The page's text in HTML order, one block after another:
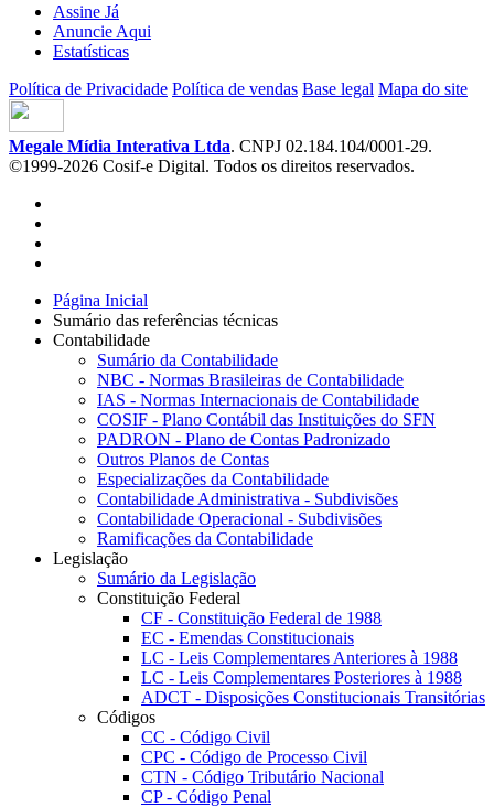
Assine Já
Anuncie Aqui
Estatísticas
Política de Privacidade Política de vendas Base legal Mapa do site
Megale Mídia Interativa Ltda. CNPJ 02.184.104/0001-29.
©1999-2026 Cosif-e Digital. Todos os direitos reservados.
Página Inicial
Sumário das referências técnicas
Contabilidade
Sumário da Contabilidade
NBC - Normas Brasileiras de Contabilidade
IAS - Normas Internacionais de Contabilidade
COSIF - Plano Contábil das Instituições do SFN
PADRON - Plano de Contas Padronizado
Outros Planos de Contas
Especializações da Contabilidade
Contabilidade Administrativa - Subdivisões
Contabilidade Operacional - Subdivisões
Ramificações da Contabilidade
Legislação
Sumário da Legislação
Constituição Federal
CF - Constituição Federal de 1988
EC - Emendas Constitucionais
LC - Leis Complementares Anteriores à 1988
LC - Leis Complementares Posteriores à 1988
ADCT - Disposições Constitucionais Transitórias
Códigos
CC - Código Civil
CPC - Código de Processo Civil
CTN - Código Tributário Nacional
CP - Código Penal